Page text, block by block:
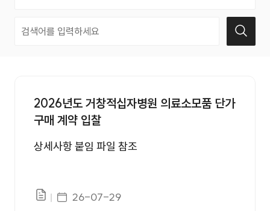
2026년도 거창적십자병원 의료소모품 단가
구매 계약 입찰
상세사항 붙임 파일 참조
파일있음게시일자
26-07-29